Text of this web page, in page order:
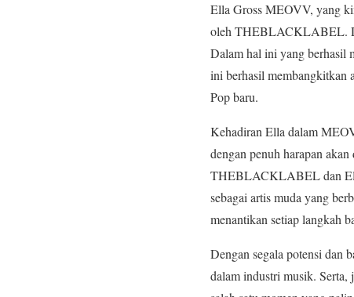
Ella Gross MEOVV, yang
oleh THEBLACKLABEL.
Dalam hal ini yang berhasil
ini berhasil membangkitkan
Pop baru.
Kehadiran Ella dalam
dengan penuh harapan
THEBLACKLABEL dan
sebagai artis muda yang
menantikan setiap langkah
Dengan segala potensi
dalam industri musik. Serta,